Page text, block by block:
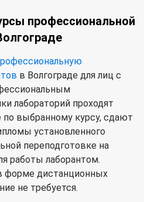
профессиональной
в Волгограде для лиц с
лабораторий проходят
по выбранному курсу, сдают
установленного
переподготовке на
работы лаборантом.
форме дистанционных
не требуется.